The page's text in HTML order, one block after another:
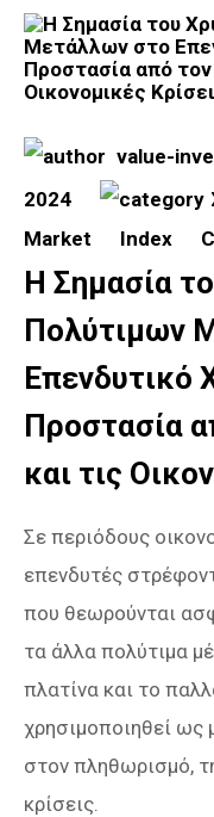
value-
2024
Market
Index
Η Σημασία
Πολύτιμων
Επενδυτικό
Προστασία
και τις
Σε περιόδους
επενδυτές
που θεωρούνται
τα άλλα πολύτιμα
πλατίνα και το
χρησιμοποιηθεί ως
στον πληθωρισμό,
κρίσεις.